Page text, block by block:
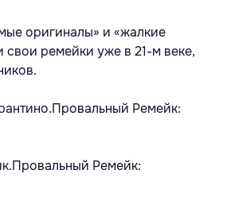
оригиналы» и «жалкие
ремейки уже в 21-м веке,
Ремейк:
Ремейк: